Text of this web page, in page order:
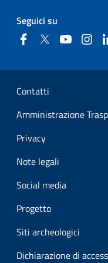
Seguici su
FacebookTwitter YouTube
Sezione Link
Contatti
Amministrazione
Privacy
Note legali
Social media
Progetto
Siti archeologici
Dichiarazione di